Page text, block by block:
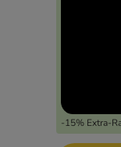
-15% Extra-